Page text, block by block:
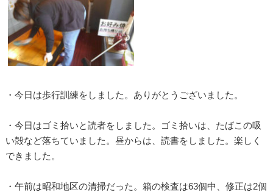
・今日は歩行訓練をしました。ありがとうございました。
・今日はゴミ拾いと読者をしました。ゴミ拾いは、たばこの吸
い殻など落ちていました。昼からは、読書をしました。楽しく
できました。
・午前は昭和地区の清掃だった。箱の検査は63個中、修正は2個